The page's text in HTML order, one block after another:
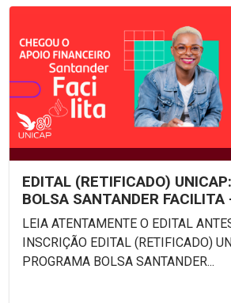
EDITAL (RETIFICADO)
BOLSA SANTANDER
LEIA ATENTAMENTE O EDITAL
INSCRIÇÃO EDITAL (RETIFICADO) UNICAP:
PROGRAMA BOLSA SANTANDER...